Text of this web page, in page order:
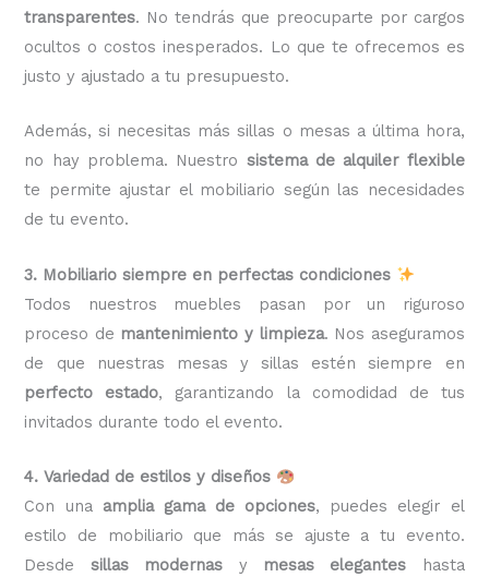
transparentes. No tendrás que preocuparte por cargos
ocultos o costos inesperados. Lo que te ofrecemos es
justo y ajustado a tu presupuesto.
Además, si necesitas más sillas o mesas a última hora,
no hay problema. Nuestro sistema de alquiler flexible
te permite ajustar el mobiliario según las necesidades
de tu evento.
3. Mobiliario siempre en perfectas condiciones
Todos nuestros muebles pasan por un riguroso
proceso de mantenimiento y limpieza. Nos aseguramos
de que nuestras mesas y sillas estén siempre en
perfecto estado, garantizando la comodidad de tus
invitados durante todo el evento.
4. Variedad de estilos y diseños
Con una amplia gama de opciones, puedes elegir el
estilo de mobiliario que más se ajuste a tu evento.
Desde sillas modernas y mesas elegantes hasta